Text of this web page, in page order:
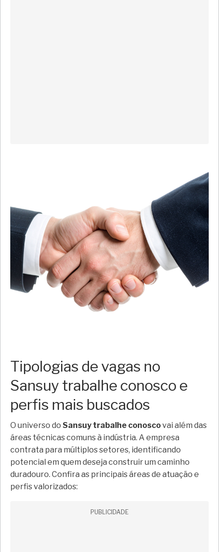
Tipologias de vagas no
Sansuy trabalhe conosco e
perfis mais buscados
O universo do Sansuy trabalhe conoscovai além das
áreas técnicas comuns à indústria. A empresa
contrata para múltiplos setores, identificando
potencial em quem deseja construir um caminho
duradouro. Confira as principais áreas de atuação e
perfis valorizados:
PUBLICIDADE